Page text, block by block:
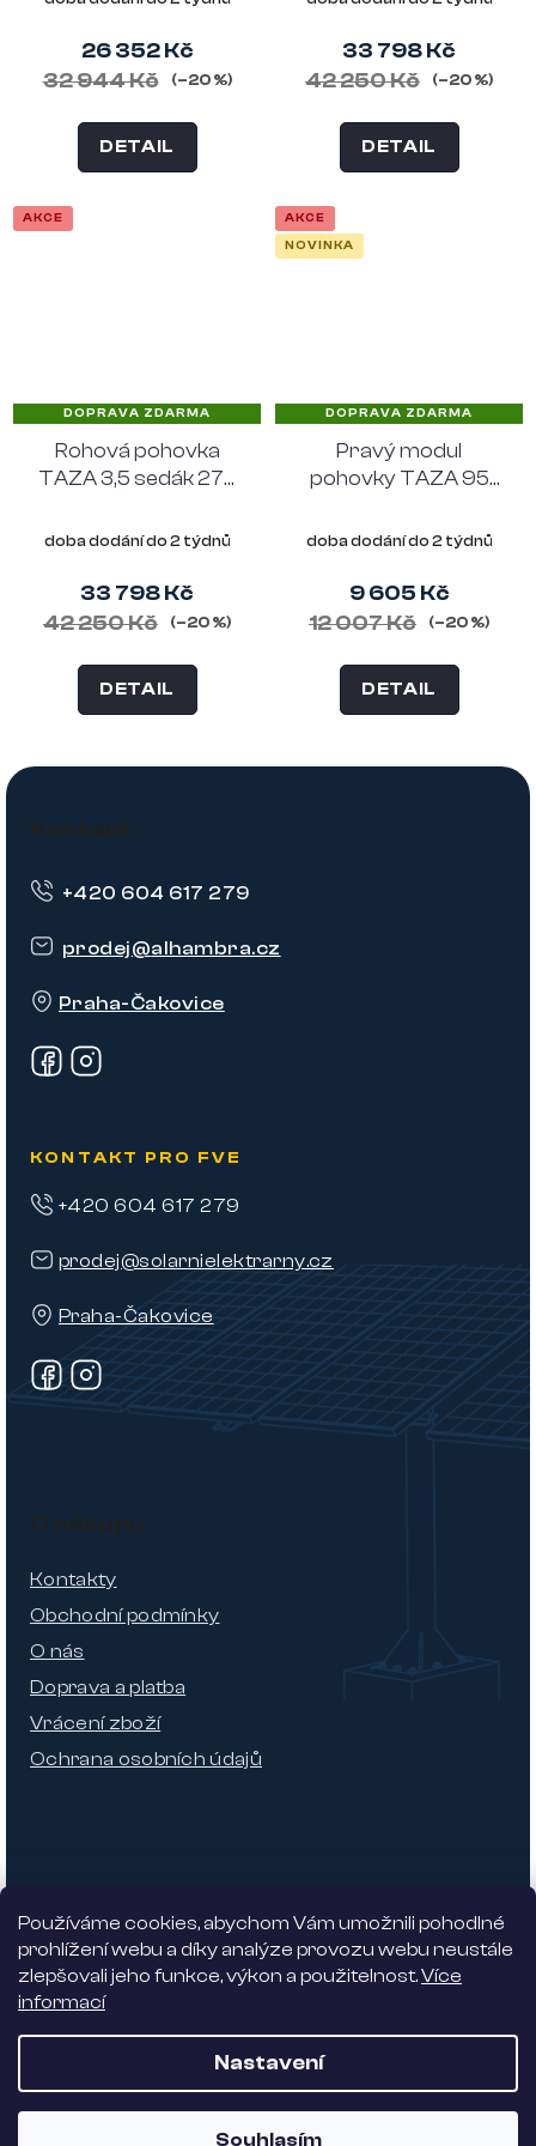
Používáme cookies, abychom Vám umožnili pohodlné
prohlížení webu a díky analýze provozu webu neustále
zlepšovali jeho funkce, výkon a použitelnost.Více
informací
Nastavení
Souhlasím
26 352 Kč
32 944 Kč
(–20 %)
DETAIL
33 798 Kč
42 250 Kč
(–20 %)
DETAIL
AKCE
DOPRAVA ZDARMA
Rohová pohovka
TAZA 3,5 sedák 275
polyester, písková
doba dodání do 2 týdnů
33 798 Kč
42 250 Kč
(–20 %)
DETAIL
AKCE
NOVINKA
DOPRAVA ZDARMA
Pravý modul
pohovky TAZA 95
písková
doba dodání do 2 týdnů
9 605 Kč
12 007 Kč
(–20 %)
DETAIL
Z
Kontakt
prodej@alhambra.cz
Praha-Čakovice
+420 604 617 279
KONTAKT PRO FVE
prodej@solarnielektrarny.cz
Praha-Čakovice
+420 604 617 279
O nákupu
Kontakty
Obchodní podmínky
O nás
Doprava a platba
Vrácení zboží
Ochrana osobních údajů